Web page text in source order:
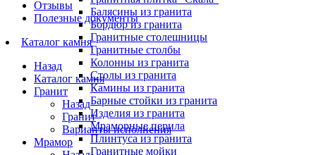
Балясины из гранита
Бордюр из гранита
Гранитные столешницы
Гранитные столбы
Колонны из гранита
Столы из гранита
Камины из гранита
Барные стойки из гранита
Изделия из гранита
Мраморные перила
Плинтуса из гранита
Гранитные мойки
Отзывы
Полезные документы
Каталог камня
Назад
Каталог камня
Гранит
Назад
Гранит
Варианты исполнения
Мрамор